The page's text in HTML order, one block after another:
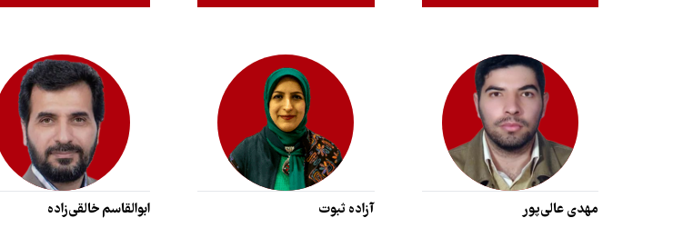
مهدی عالی‌پور
آزاده ثبوت
ابوالقاسم خالقی‌زاده